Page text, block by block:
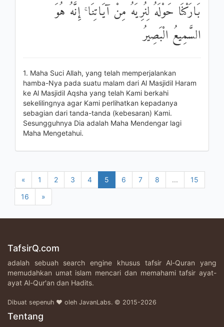
بَارَكْنَا حَوْلَهُ لِنُرِيَهُ مِنْ آيَاتِنَا ۚ إِنَّهُ هُوَ
السَّمِيعُ الْبَصِيرُ
1. Maha Suci Allah, yang telah memperjalankan
hamba-Nya pada suatu malam dari Al Masjidil Haram
ke Al Masjidil Aqsha yang telah Kami berkahi
sekelilingnya agar Kami perlihatkan kepadanya
sebagian dari tanda-tanda (kebesaran) Kami.
Sesungguhnya Dia adalah Maha Mendengar lagi
Maha Mengetahui.
« 1 2 3 4 5 6 7 8 ...
15
16
»
TafsirQ.com
adalah sebuah search engine khusus tafsir Al-Quran yang
memudahkan umat islam mencari dan memahami tafsir ayat-
ayat Al-Qur'an dan Hadits.
Dibuat sepenuh ♥ oleh JavanLabs. © 2015-2026
Tentang